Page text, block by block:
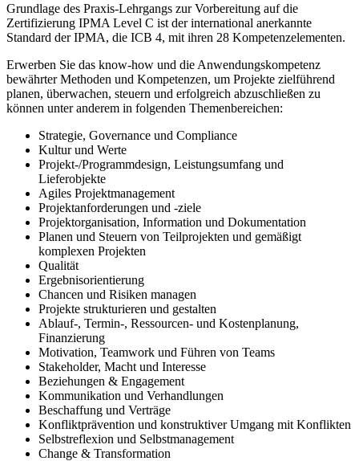
Grundlage des Praxis-Lehrgangs zur Vorbereitung auf die
Zertifizierung IPMA Level C ist der international anerkannte
Standard der IPMA, die ICB 4, mit ihren 28 Kompetenzelementen.
Erwerben Sie das know-how und die Anwendungskompetenz
bewährter Methoden und Kompetenzen, um Projekte zielführend
planen, überwachen, steuern und erfolgreich abzuschließen zu
können unter anderem in folgenden Themenbereichen:
Strategie, Governance und Compliance
Kultur und Werte
Projekt-/Programmdesign, Leistungsumfang und
Lieferobjekte
Agiles Projektmanagement
Projektanforderungen und -ziele
Projektorganisation, Information und Dokumentation
Planen und Steuern von Teilprojekten und gemäßigt
komplexen Projekten
Qualität
Ergebnisorientierung
Chancen und Risiken managen
Projekte strukturieren und gestalten
Ablauf-, Termin-, Ressourcen- und Kostenplanung,
Finanzierung
Motivation, Teamwork und Führen von Teams
Stakeholder, Macht und Interesse
Beziehungen & Engagement
Kommunikation und Verhandlungen
Beschaffung und Verträge
Konfliktprävention und konstruktiver Umgang mit Konflikten
Selbstreflexion und Selbstmanagement
Change & Transformation